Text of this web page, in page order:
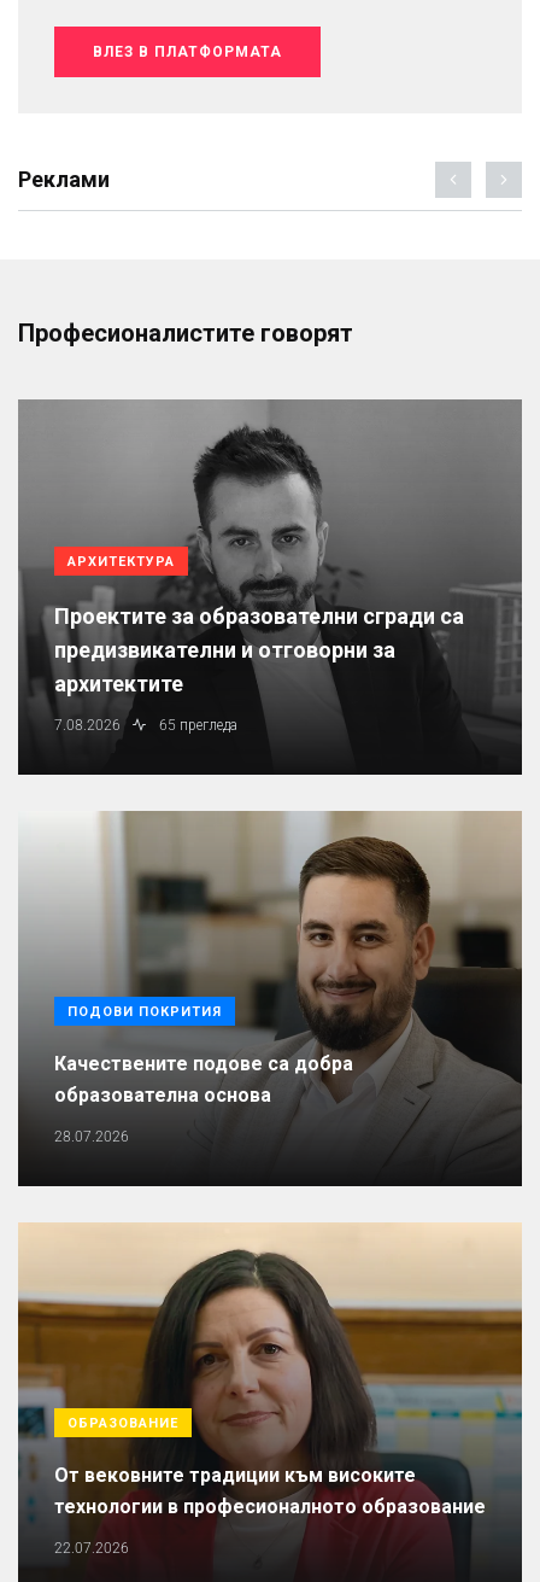
ВЛЕЗ В ПЛАТФОРМАТА
Реклами
Професионалистите говорят
АРХИТЕКТУРА
Проектите за образователни сгради са
предизвикателни и отговорни за
архитектите
7.08.2026 65 прегледа
ПОДОВИ ПОКРИТИЯ
Качествените подове са добра
образователна основа
28.07.2026
ОБРАЗОВАНИЕ
От вековните традиции към високите
технологии в професионалното образование
22.07.2026